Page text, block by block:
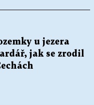
u jezera
jak se zrodil